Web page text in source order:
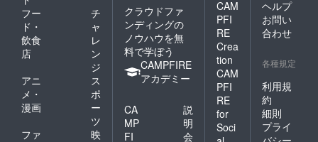
フー
ド・
飲食
店
チ
ャ
レ
ン
ジ
アニ
メ・
漫画
ス
ポ
ー
ツ
ファ
映
クラウドファ
ンディングの
ノウハウを無
料で学ぼう
CAMPFIRE
アカデミー
CA
MP
FI
説
明
会
CAM
PFI
RE
Crea
tion
CAM
PFI
RE
for
Soci
ヘルプ
お問い
合わせ
各種規定
利用規
約
細則
プライ